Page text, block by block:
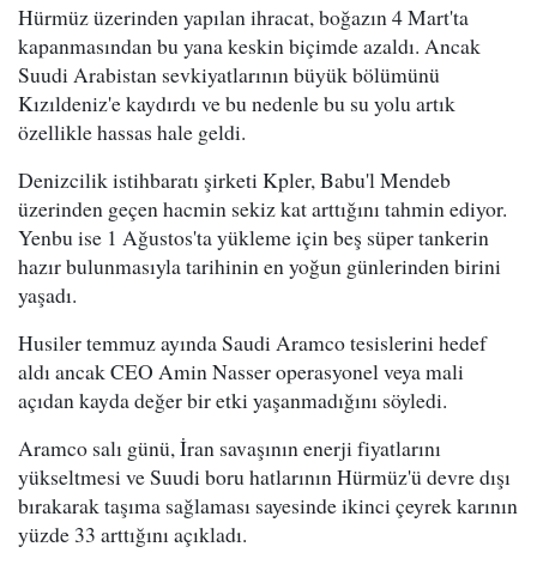
Hürmüz üzerinden yapılan ihracat, boğazın 4 Mart'ta
kapanmasından bu yana keskin biçimde azaldı. Ancak
Suudi Arabistan sevkiyatlarının büyük bölümünü
Kızıldeniz'e kaydırdı ve bu nedenle bu su yolu artık
özellikle hassas hale geldi.
Denizcilik istihbaratı şirketi Kpler, Babu'l Mendeb
üzerinden geçen hacmin sekiz kat arttığını tahmin ediyor.
Yenbu ise 1 Ağustos'ta yükleme için beş süper tankerin
hazır bulunmasıyla tarihinin en yoğun günlerinden birini
yaşadı.
Husiler temmuz ayında Saudi Aramco tesislerini hedef
aldı ancak CEO Amin Nasser operasyonel veya mali
açıdan kayda değer bir etki yaşanmadığını söyledi.
Aramco salı günü, İran savaşının enerji fiyatlarını
yükseltmesi ve Suudi boru hatlarının Hürmüz'ü devre dışı
bırakarak taşıma sağlaması sayesinde ikinci çeyrek karının
yüzde 33 arttığını açıkladı.